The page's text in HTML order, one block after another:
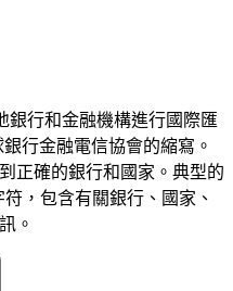
行和金融機構進行國際匯
行金融電信協會的縮寫。
正確的銀行和國家。典型的
，包含有關銀行、國家、
。